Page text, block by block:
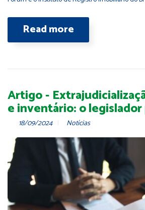
Read more
Artigo -
e inventário: o
18/09/2024 Notícias